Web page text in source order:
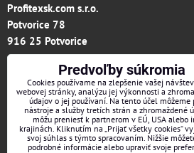
Profitexsk.com s.r.o.
Potvorice 78
916 25 Potvorice
Obchodné oddelenie:
E-mail:profitexsk@gmail.com
Telefón: 0948 303 419
Predvoľby súkromia
Cookies používame na zlepšenie vašej
webovej stránky, analýzu jej výkonnosti a
údajov o jej používaní. Na tento účel môžeme
nástroje a služby tretích strán a zhromaždené
môžu preniesť k partnerom v EÚ, USA alebo
krajinách. Kliknutím na „Prijať všetky cookies“
svoj súhlas s týmto spracovaním. Nižšie
podrobné informácie alebo upraviť svoje